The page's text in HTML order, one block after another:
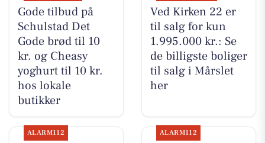
Gode tilbud på
Schulstad Det
Gode brød til 10
kr. og Cheasy
yoghurt til 10 kr.
hos lokale
butikker
Ved Kirken 22 er
til salg for kun
1.995.000 kr.: Se
de billigste boliger
til salg i Mårslet
her
ALARM112 ALARM112